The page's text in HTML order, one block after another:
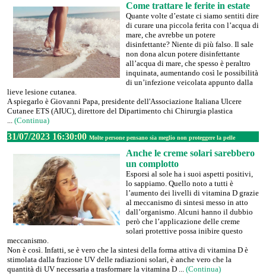
Come trattare le ferite in estate
Quante volte d’estate ci siamo sentiti dire
di curare una piccola ferita con l’acqua di
mare, che avrebbe un potere
disinfettante? Niente di più falso. Il sale
non dona alcun potere disinfettante
all’acqua di mare, che spesso è peraltro
inquinata, aumentando così le possibilità
di un’infezione veicolata appunto dalla
lieve lesione cutanea.
A spiegarlo è Giovanni Papa, presidente dell'Associazione Italiana Ulcere
Cutanee ETS (AIUC), direttore del Dipartimento chi Chirurgia plastica
... (Continua)
31/07/2023 16:30:00 Molte persone pensano sia meglio non proteggere la pelle
Anche le creme solari sarebbero
un complotto
Esporsi al sole ha i suoi aspetti positivi,
lo sappiamo. Quello noto a tutti è
l’aumento dei livelli di vitamina D grazie
al meccanismo di sintesi messo in atto
dall’organismo. Alcuni hanno il dubbio
però che l’applicazione delle creme
solari protettive possa inibire questo
meccanismo.
Non è così. Infatti, se è vero che la sintesi della forma attiva di vitamina D è
stimolata dalla frazione UV delle radiazioni solari, è anche vero che la
quantità di UV necessaria a trasformare la vitamina D ... (Continua)